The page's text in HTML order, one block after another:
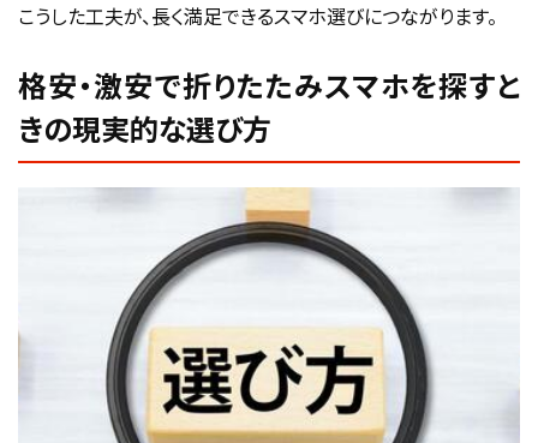
こうした工夫が、長く満足できるスマホ選びにつながります。
格安・激安で折りたたみスマホを探すと
きの現実的な選び方